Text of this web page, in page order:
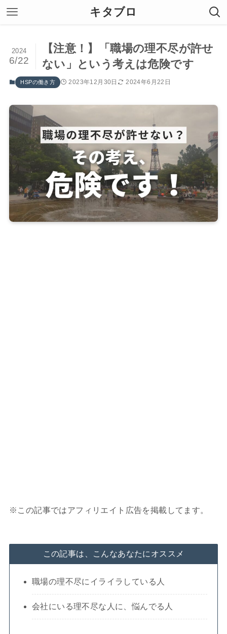
キタブロ
【注意！】「職場の理不尽が許せ
ない」という考えは危険です
2024
6/22
HSPの働き方 2023年12月30日 2024年6月22日
※この記事ではアフィリエイト広告を掲載してます。
この記事は、こんなあなたにオススメ
職場の理不尽にイライラしている人
会社にいる理不尽な人に、悩んでる人